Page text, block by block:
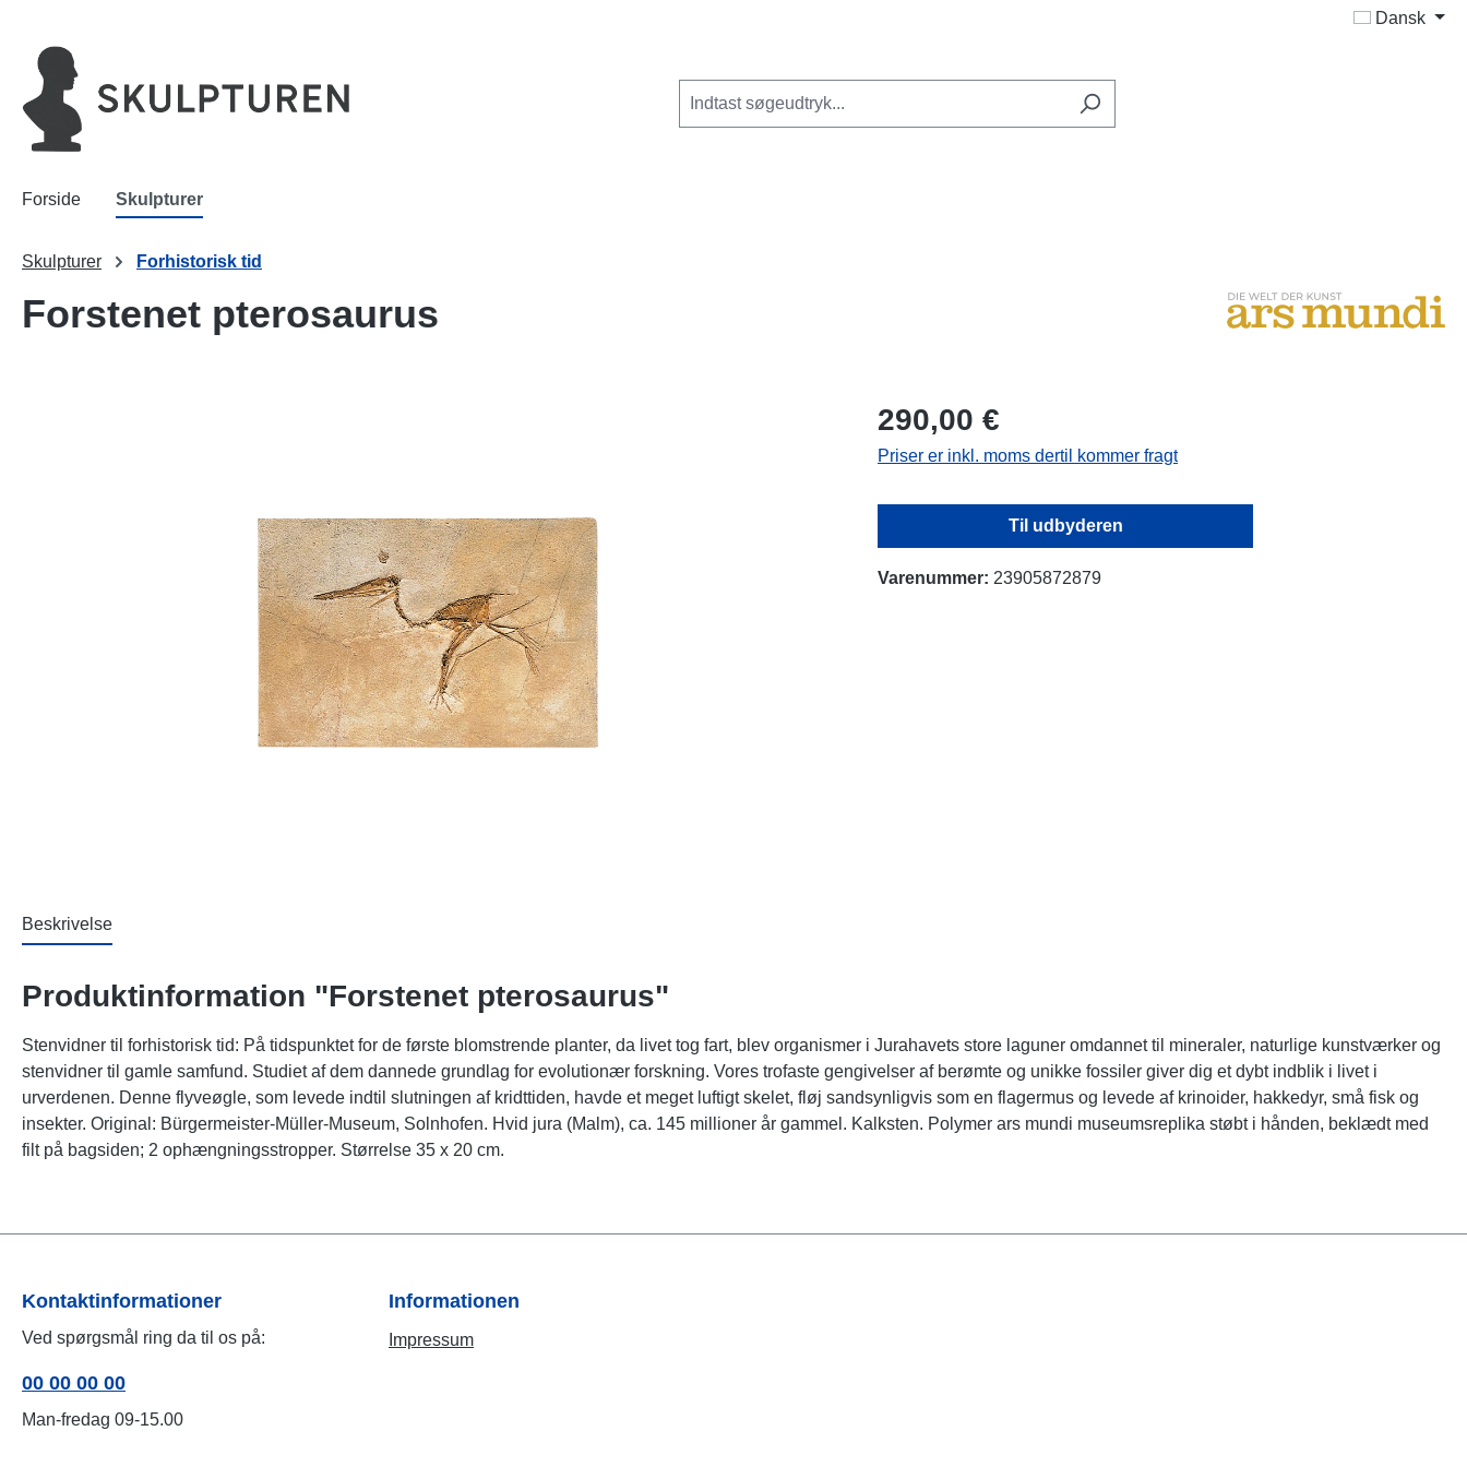
Dansk
Forside Skulpturer
Skulpturer Forhistorisk tid
Forstenet pterosaurus
290,00 €
Priser er inkl. moms dertil kommer fragt
Til udbyderen
Varenummer: 23905872879
Beskrivelse
Produktinformation "Forstenet pterosaurus"
Stenvidner til forhistorisk tid: På tidspunktet for de første blomstrende planter, da livet tog fart, blev organismer i Jurahavets store laguner omdannet til mineraler, naturlige kunstværker og
stenvidner til gamle samfund. Studiet af dem dannede grundlag for evolutionær forskning. Vores trofaste gengivelser af berømte og unikke fossiler giver dig et dybt indblik i livet i
urverdenen. Denne flyveøgle, som levede indtil slutningen af kridttiden, havde et meget luftigt skelet, fløj sandsynligvis som en flagermus og levede af krinoider, hakkedyr, små fisk og
insekter. Original: Bürgermeister-Müller-Museum, Solnhofen. Hvid jura (Malm), ca. 145 millioner år gammel. Kalksten. Polymer ars mundi museumsreplika støbt i hånden, beklædt med
filt på bagsiden; 2 ophængningsstropper. Størrelse 35 x 20 cm.
Kontaktinformationer
Ved spørgsmål ring da til os på:
00 00 00 00
Man-fredag 09-15.00
Informationen
Impressum